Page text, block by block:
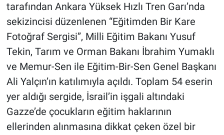
tarafından Ankara Yüksek Hızlı Tren Garı’nda
sekizincisi düzenlenen “Eğitimden Bir Kare
Fotoğraf Sergisi”, Milli Eğitim Bakanı Yusuf
Tekin, Tarım ve Orman Bakanı İbrahim Yumaklı
ve Memur-Sen ile Eğitim-Bir-Sen Genel Başkanı
Ali Yalçın’ın katılımıyla açıldı. Toplam 54 eserin
yer aldığı sergide, İsrail’in işgali altındaki
Gazze’de çocukların eğitim haklarının
ellerinden alınmasına dikkat çeken özel bir